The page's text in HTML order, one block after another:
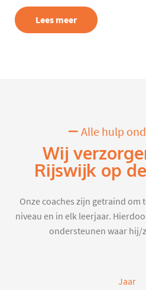
Lees meer
Alle hulp
Wij
Rijswijk op
Onze coaches zijn getraind om
niveau en in elk leerjaar.
ondersteunen waar hij/
Jaar